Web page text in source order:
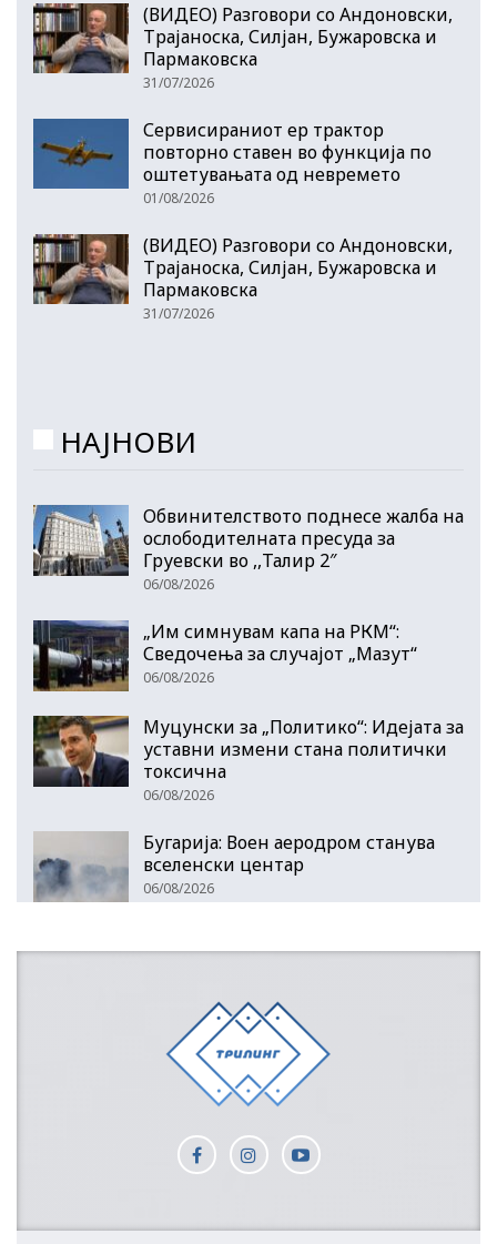
(ВИДЕО) Разговори со Андоновски,
Трајаноска, Силјан, Бужаровска и
Пармаковска
31/07/2026
Сервисираниот ер трактор
повторно ставен во функција по
оштетувањата од невремето
01/08/2026
(ВИДЕО) Разговори со Андоновски,
Трајаноска, Силјан, Бужаровска и
Пармаковска
31/07/2026
НАЈНОВИ
Обвинителството поднесе жалба на
ослободителната пресуда за
Груевски во ,,Талир 2″
06/08/2026
„Им симнувам капа на РКМ“:
Сведочења за случајот „Мазут“
06/08/2026
Муцунски за „Политико“: Идејата за
уставни измени стана политички
токсична
06/08/2026
Бугарија: Воен аеродром станува
вселенски центар
06/08/2026